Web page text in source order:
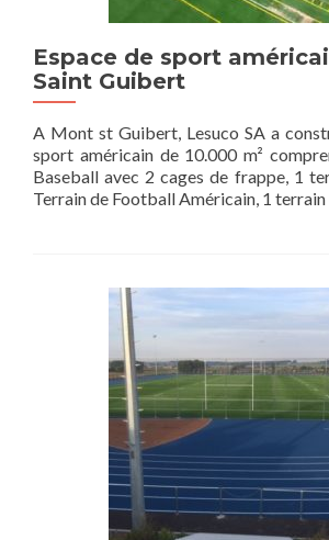
Espace de sport
Saint Guibert
A Mont st Guibert, Lesuco SA a
sport américain de 10.000 m²
Baseball avec 2 cages de frappe, 1
Terrain de Football Américain, 1